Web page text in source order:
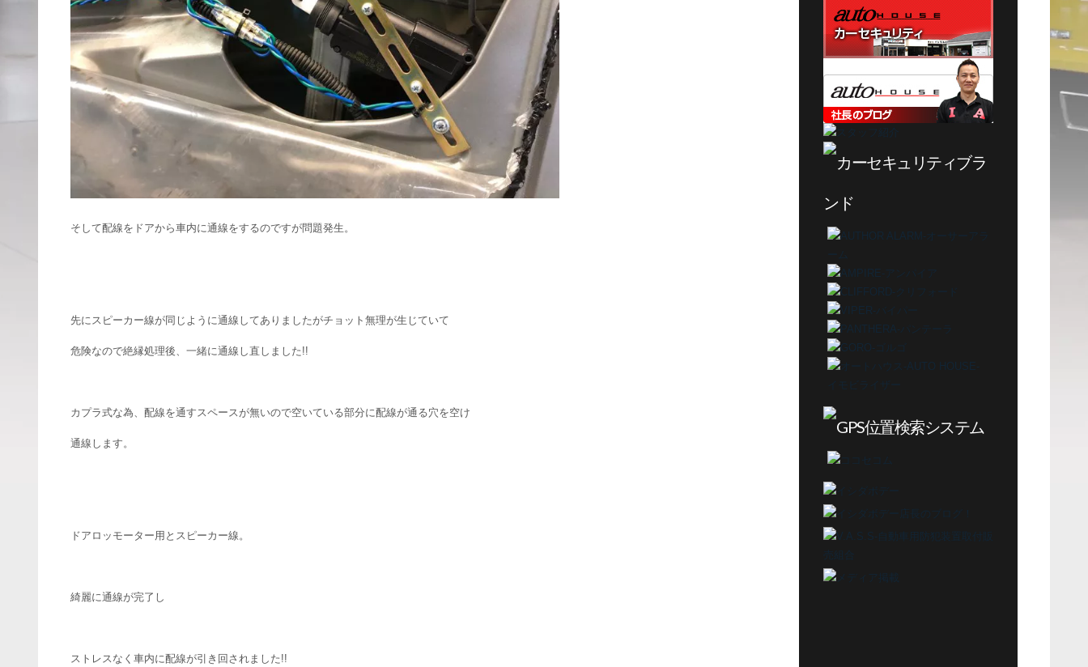
そして配線をドアから車内に通線をするのですが問題発生。
先にスピーカー線が同じように通線してありましたがチョット無理が生じていて
危険なので絶縁処理後、一緒に通線し直しました!!
カプラ式な為、配線を通すスペースが無いので空いている部分に配線が通る穴を空け
通線します。
ドアロッモーター用とスピーカー線。
綺麗に通線が完了し
ストレスなく車内に配線が引き回されました!!
ー